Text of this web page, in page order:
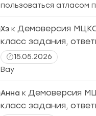
пользоваться атласом
Хз к Демоверсия
класс задания,
15.05.2026
Вау
Анна к Демоверсия
класс задания,